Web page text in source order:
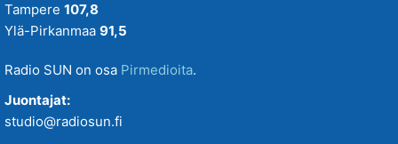
Tampere 107,8
Ylä-Pirkanmaa 91,5
Radio SUN on osa Pirmedioita.
Juontajat:
studio@radiosun.fi